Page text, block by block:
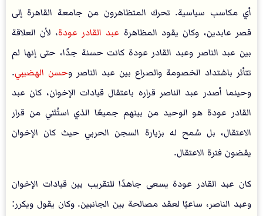
أي مكاسب سياسية. تحرك المتظاهرون من جامعة القاهرة إلى
قصر عابدين، وكان يقود المظاهرة عبد القادر عودة، لأن العلاقة
بين عبد الناصر وعبد القادر عودة كانت حسنة جدًا، حتى إنها لم
تتأثر باشتداد الخصومة والصراع بين عبد الناصر وحسن الهضيبي.
وحينما أصدر عبد الناصر قراره باعتقال قيادات الإخوان، كان عبد
القادر عودة هو الوحيد من بينهم جميعًا الذي استُثني من قرار
الاعتقال، بل سُمح له بزيارة السجن الحربي حيث كان الإخوان
يقضون فترة الاعتقال.
كان عبد القادر عودة يسعى جاهدًا للتقريب بين قيادات الإخوان
وعبد الناصر، ساعيًا لعقد مصالحة بين الجانبين. وكان يقول ويكرر: